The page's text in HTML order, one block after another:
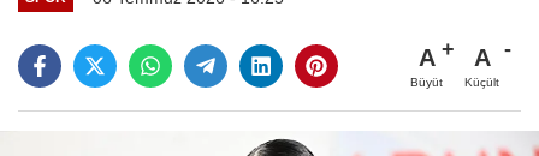
A
Büyüt
A
Küçült